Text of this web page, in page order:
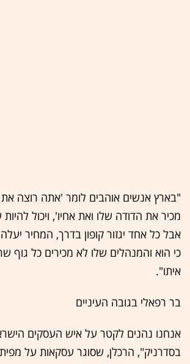
"בארץ אנשים אוהבים לומר 'אתה רוצה את
מכיר את הדודה שלו ואת אחיו', ויכול
אבל כל אחד יגזור קופון בדרך, המחיר יעלה
כי הוא והמנהלים שלו לא מכירים כל גוף
איתו".
בר רפאלי בגובה העיניים
אנחנו נהנים לקטר על איש העסקים
בסדרניק", הרכלן, שסוגר עסקאות על